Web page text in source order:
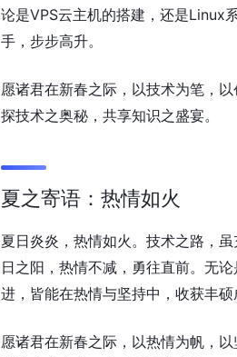
论是VPS云主机的搭建，还是Linux
手，步步高升。
愿诸君在新春之际，以技术为笔，
探技术之奥秘，共享知识之盛宴。
夏之寄语：热情如火
夏日炎炎，热情如火。技术之路，
日之阳，热情不减，勇往直前。无
进，皆能在热情与坚持中，收获丰硕
愿诸君在新春之际，以热情为帆，